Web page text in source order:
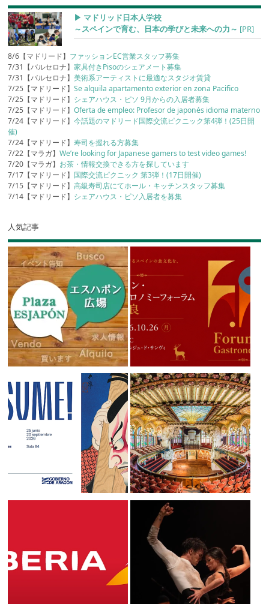
▶︎ マドリッド日本人学校
～スペインで育む、日本の学びと未来への力～ [PR]
8/6【マドリード】 ファッションEC営業スタッフ募集
7/31【バルセロナ】家具付きPisoのシェアメート募集
7/31【バルセロナ】美術系アーティストに最適なスタジオ賃貸
7/25【マドリード】Se alquila apartamento exterior en zona Pacifico
7/25【マドリード】 シェアハウス・ピソ 9月からの入居者募集
7/25【マドリード】Oferta de empleo: Profesor de japonés idioma materno
7/24【マドリード】今話題のマドリード国際交流ピクニック第4弾！(25日開
催)
7/24【マドリード】寿司を握れる方募集
7/22【マラガ】We’re looking for Japanese gamers to test video games!
7/20【マラガ】 お茶・情報交換できる方を探しています
7/17【マドリード】 国際交流ピクニック 第3弾！(17日開催)
7/15【マドリード】高級寿司店にてホール・キッチンスタッフ募集
7/14【マドリード】 シェアハウス・ピソ入居者を募集
人気記事